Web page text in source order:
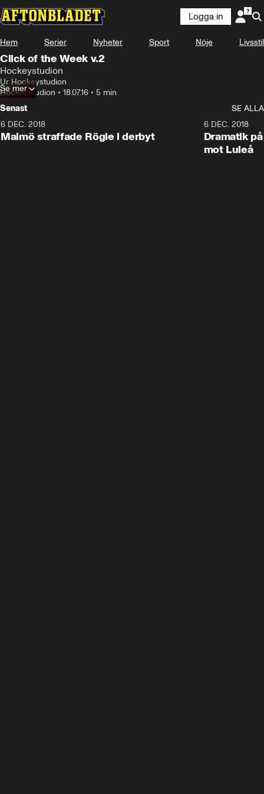
Logga in
Hem Serier Nyheter Sport Nöje Livsstil
Click of the Week v.2
Hockeystudion
Ur Hockeystudion
Hockeystudion • 18.07.16 • 5 min
Se mer
Senast
SE ALLA
6 DEC. 2018
Malmö straffade Rögle i derbyt
6 DEC. 2018
Dramatik
mot Luleå